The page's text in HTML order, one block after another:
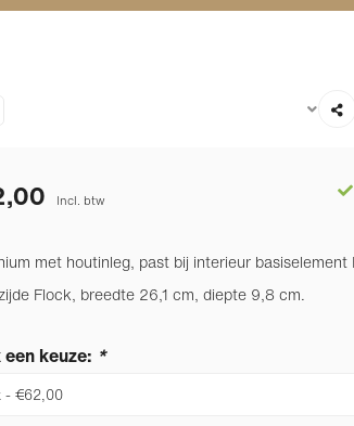
Incl. btw
met houtinleg, past bij interieur basiselement
Flock, breedte 26,1 cm, diepte 9,8 cm.
een keuze: *